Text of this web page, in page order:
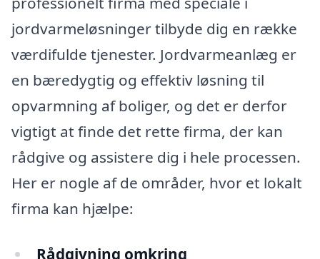
jordvarmeløsninger tilbyde dig en række
værdifulde tjenester. Jordvarmeanlæg er
en bæredygtig og effektiv løsning til
opvarmning af boliger, og det er derfor
vigtigt at finde det rette firma, der kan
rådgive og assistere dig i hele processen.
Her er nogle af de områder, hvor et lokalt
firma kan hjælpe:
Rådgivning omkring